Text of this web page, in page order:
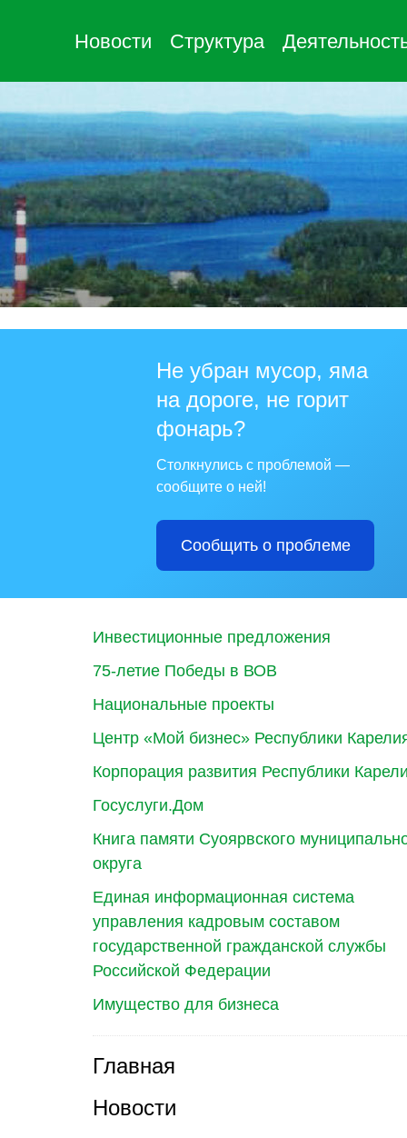
Новости Структура
Не убран мусор, яма
на дороге, не горит
фонарь?
Столкнулись с проблемой —
сообщите о ней!
Сообщить о проблеме
Инвестиционные предложения
75-летие Победы в ВОВ
Национальные проекты
Центр «Мой бизнес» Республики
Корпорация развития Республики
Госуслуги.Дом
Книга памяти Суоярвского
округа
Единая информационная система
управления кадровым составом
государственной гражданской службы
Российской Федерации
Имущество для бизнеса
Главная
Новости